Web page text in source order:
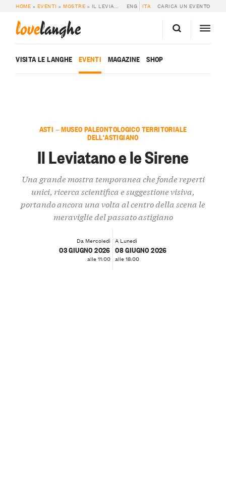
HOME » EVENTI »MOSTRE » IL LEVIATANO E LE SIRENE ENG ITA CARICA UN EVENTO
lovelanghe
VISITA LE LANGHE EVENTI MAGAZINE SHOP
ASTI — MUSEO PALEONTOLOGICO TERRITORIALE
DELL'ASTIGIANO
Il Leviatano e le Sirene
Una grande mostra temporanea che fonde reperti
unici, ricerca scientifica e suggestione visiva,
portando ancora una volta al centro della scena le
meraviglie del passato astigiano
Da Mercoledì
03 GIUGNO 2026
alle 11:00
A Lunedì
08 GIUGNO 2026
alle 18:00